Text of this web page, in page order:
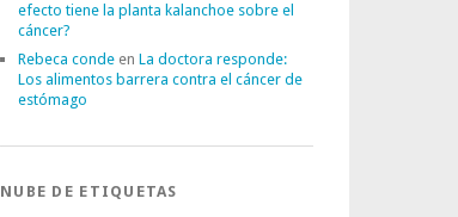
efecto tiene la planta kalanchoe sobre el
cáncer?
Rebeca conde en La doctora responde:
Los alimentos barrera contra el cáncer de
estómago
NUBE DE ETIQUETAS